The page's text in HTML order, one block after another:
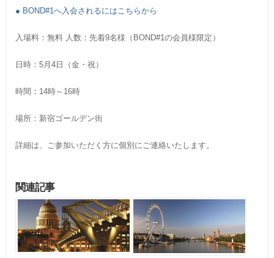
● BOND#1へ入会されるにはこちらから
入場料：無料 人数：先着9名様（BOND#1の会員様限定）
日時：5月4日（金・祝）
時間：14時～16時
場所：新宿ゴールデン街
詳細は、ご参加いただく方に個別にご連絡いたします。
関連記事